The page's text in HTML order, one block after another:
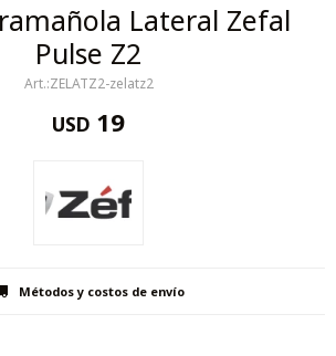
Lateral Zefal
Pulse Z2
ZELATZ2-zelatz2
USD 19
Métodos y costos de envío